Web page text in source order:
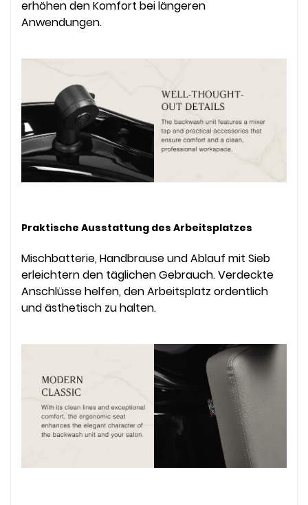
erhöhen den Komfort bei längeren
Anwendungen.
Praktische Ausstattung des Arbeitsplatzes
Mischbatterie, Handbrause und Ablauf mit Sieb
erleichtern den täglichen Gebrauch. Verdeckte
Anschlüsse helfen, den Arbeitsplatz ordentlich
und ästhetisch zu halten.